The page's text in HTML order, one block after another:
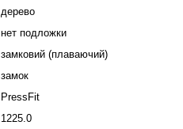
дерево
нет подложки
замковий (плаваючий)
замок
PressFit
1225.0